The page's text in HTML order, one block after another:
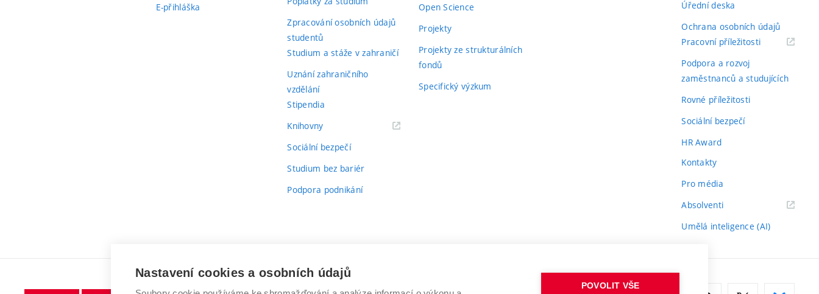
E-přihláška
Zpracování osobních údajů
studentů
Studium a stáže v zahraničí
Uznání zahraničního
vzdělání
Stipendia
Knihovny(externí
Sociální bezpečí
Studium bez bariér
Podpora podnikání
Open Science
Projekty
Projekty ze strukturálních
fondů
Specifický výzkum
Úřední deska
Ochrana osobních údajů
Pracovní příležitosti(externí
Podpora a rozvoj
zaměstnanců a studujících
Rovné příležitosti
Sociální bezpečí
HR Award
Kontakty
Pro média
Absolventi(externí
Umělá inteligence (AI)
Nastavení cookies a osobních údajů
POVOLIT VŠE